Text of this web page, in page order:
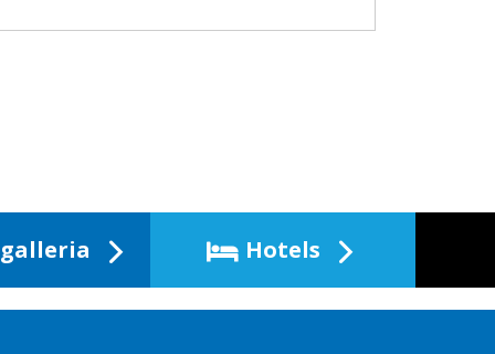
galleria Hotels